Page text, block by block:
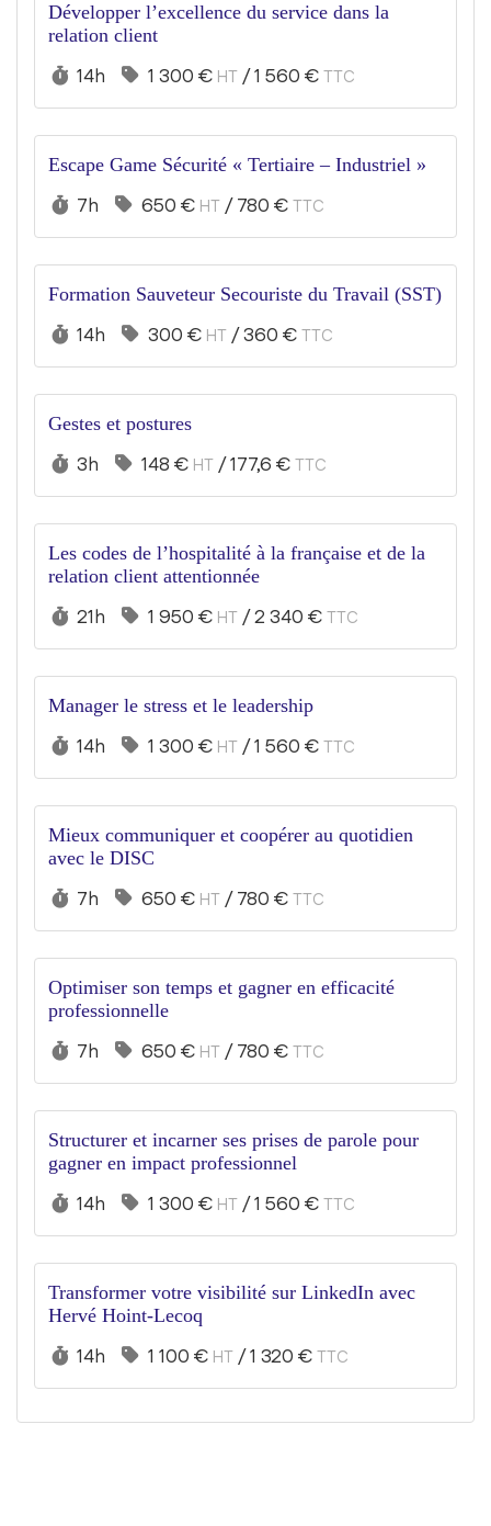
Développer l’excellence du service dans la
relation client
Durée :
14h Prix :
1 300 € HT/1 560 €TTC
Escape Game Sécurité « Tertiaire – Industriel »
Durée :
7h Prix :
650 € HT/780 €TTC
Formation Sauveteur Secouriste du Travail (SST)
Durée :
14h Prix :
300 € HT/360 €TTC
Gestes et postures
Durée :
3h Prix :
148 € HT/177,6 €TTC
Les codes de l’hospitalité à la française et de la
relation client attentionnée
Durée :
21h Prix :
1 950 € HT/2 340 €TTC
Manager le stress et le leadership
Durée :
14h Prix :
1 300 € HT/1 560 €TTC
Mieux communiquer et coopérer au quotidien
avec le DISC
Durée :
7h Prix :
650 € HT/780 €TTC
Optimiser son temps et gagner en efficacité
professionnelle
Durée :
7h Prix :
650 € HT/780 €TTC
Structurer et incarner ses prises de parole pour
gagner en impact professionnel
Durée :
14h Prix :
1 300 € HT/1 560 €TTC
Transformer votre visibilité sur LinkedIn avec
Hervé Hoint-Lecoq
Durée :
14h Prix :
1 100 € HT/1 320 €TTC